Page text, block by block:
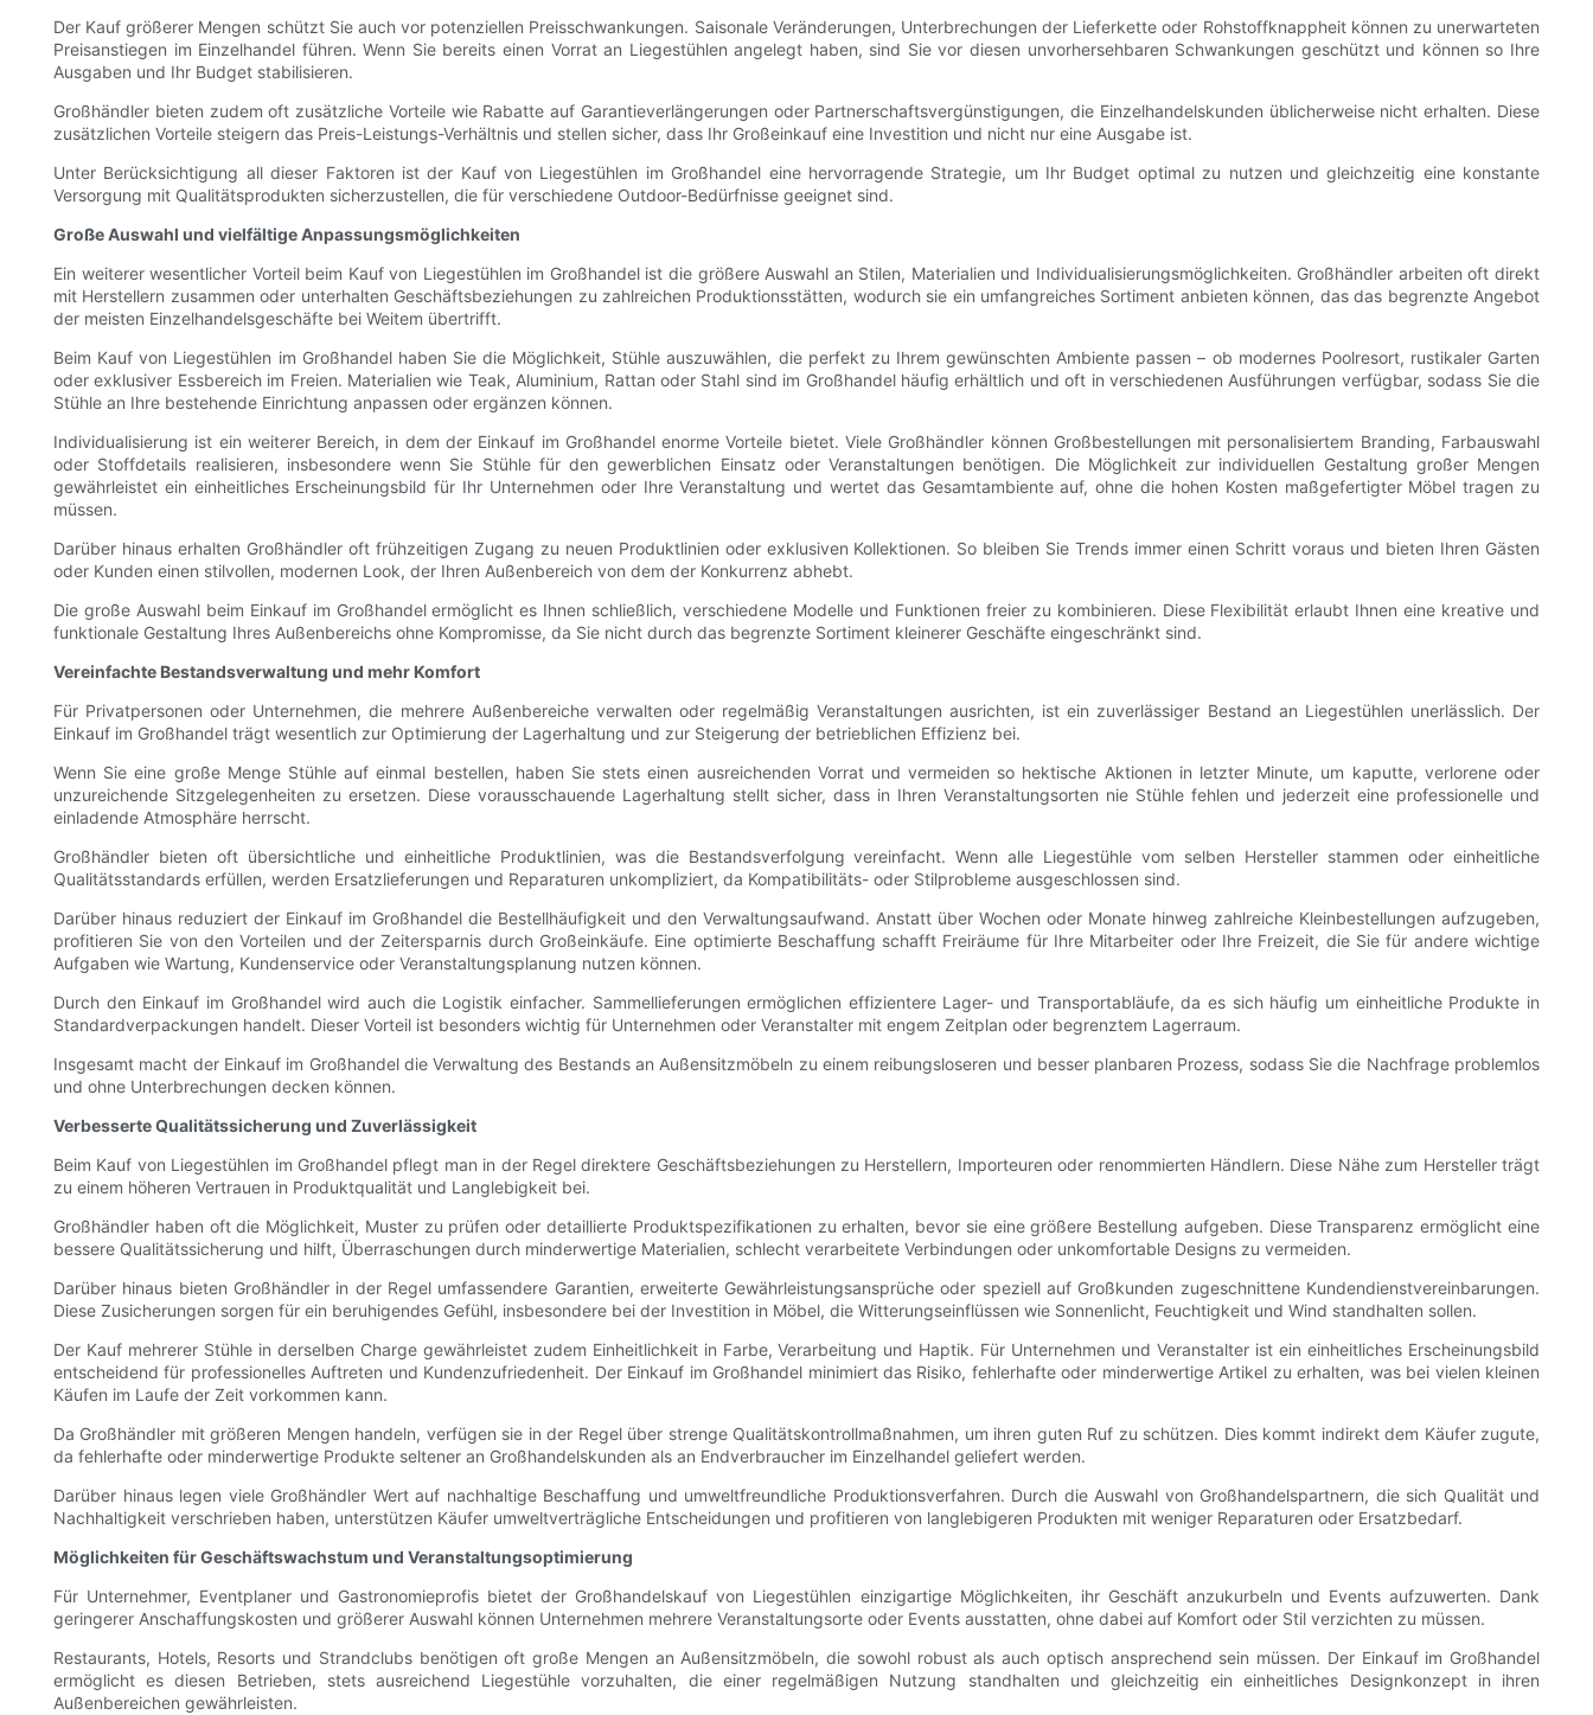
Der Kauf größerer Mengen schützt Sie auch vor potenziellen Preisschwankungen. Saisonale Veränderungen, Unterbrechungen der Lieferkette oder Rohstoffknappheit können zu unerwarteten
Preisanstiegen im Einzelhandel führen. Wenn Sie bereits einen Vorrat an Liegestühlen angelegt haben, sind Sie vor diesen unvorhersehbaren Schwankungen geschützt und können so Ihre
Ausgaben und Ihr Budget stabilisieren.
Großhändler bieten zudem oft zusätzliche Vorteile wie Rabatte auf Garantieverlängerungen oder Partnerschaftsvergünstigungen, die Einzelhandelskunden üblicherweise nicht erhalten. Diese
zusätzlichen Vorteile steigern das Preis-Leistungs-Verhältnis und stellen sicher, dass Ihr Großeinkauf eine Investition und nicht nur eine Ausgabe ist.
Unter Berücksichtigung all dieser Faktoren ist der Kauf von Liegestühlen im Großhandel eine hervorragende Strategie, um Ihr Budget optimal zu nutzen und gleichzeitig eine konstante
Versorgung mit Qualitätsprodukten sicherzustellen, die für verschiedene Outdoor-Bedürfnisse geeignet sind.
Große Auswahl und vielfältige Anpassungsmöglichkeiten
Ein weiterer wesentlicher Vorteil beim Kauf von Liegestühlen im Großhandel ist die größere Auswahl an Stilen, Materialien und Individualisierungsmöglichkeiten. Großhändler arbeiten oft direkt
mit Herstellern zusammen oder unterhalten Geschäftsbeziehungen zu zahlreichen Produktionsstätten, wodurch sie ein umfangreiches Sortiment anbieten können, das das begrenzte Angebot
der meisten Einzelhandelsgeschäfte bei Weitem übertrifft.
Beim Kauf von Liegestühlen im Großhandel haben Sie die Möglichkeit, Stühle auszuwählen, die perfekt zu Ihrem gewünschten Ambiente passen – ob modernes Poolresort, rustikaler Garten
oder exklusiver Essbereich im Freien. Materialien wie Teak, Aluminium, Rattan oder Stahl sind im Großhandel häufig erhältlich und oft in verschiedenen Ausführungen verfügbar, sodass Sie die
Stühle an Ihre bestehende Einrichtung anpassen oder ergänzen können.
Individualisierung ist ein weiterer Bereich, in dem der Einkauf im Großhandel enorme Vorteile bietet. Viele Großhändler können Großbestellungen mit personalisiertem Branding, Farbauswahl
oder Stoffdetails realisieren, insbesondere wenn Sie Stühle für den gewerblichen Einsatz oder Veranstaltungen benötigen. Die Möglichkeit zur individuellen Gestaltung großer Mengen
gewährleistet ein einheitliches Erscheinungsbild für Ihr Unternehmen oder Ihre Veranstaltung und wertet das Gesamtambiente auf, ohne die hohen Kosten maßgefertigter Möbel tragen zu
müssen.
Darüber hinaus erhalten Großhändler oft frühzeitigen Zugang zu neuen Produktlinien oder exklusiven Kollektionen. So bleiben Sie Trends immer einen Schritt voraus und bieten Ihren Gästen
oder Kunden einen stilvollen, modernen Look, der Ihren Außenbereich von dem der Konkurrenz abhebt.
Die große Auswahl beim Einkauf im Großhandel ermöglicht es Ihnen schließlich, verschiedene Modelle und Funktionen freier zu kombinieren. Diese Flexibilität erlaubt Ihnen eine kreative und
funktionale Gestaltung Ihres Außenbereichs ohne Kompromisse, da Sie nicht durch das begrenzte Sortiment kleinerer Geschäfte eingeschränkt sind.
Vereinfachte Bestandsverwaltung und mehr Komfort
Für Privatpersonen oder Unternehmen, die mehrere Außenbereiche verwalten oder regelmäßig Veranstaltungen ausrichten, ist ein zuverlässiger Bestand an Liegestühlen unerlässlich. Der
Einkauf im Großhandel trägt wesentlich zur Optimierung der Lagerhaltung und zur Steigerung der betrieblichen Effizienz bei.
Wenn Sie eine große Menge Stühle auf einmal bestellen, haben Sie stets einen ausreichenden Vorrat und vermeiden so hektische Aktionen in letzter Minute, um kaputte, verlorene oder
unzureichende Sitzgelegenheiten zu ersetzen. Diese vorausschauende Lagerhaltung stellt sicher, dass in Ihren Veranstaltungsorten nie Stühle fehlen und jederzeit eine professionelle und
einladende Atmosphäre herrscht.
Großhändler bieten oft übersichtliche und einheitliche Produktlinien, was die Bestandsverfolgung vereinfacht. Wenn alle Liegestühle vom selben Hersteller stammen oder einheitliche
Qualitätsstandards erfüllen, werden Ersatzlieferungen und Reparaturen unkompliziert, da Kompatibilitäts- oder Stilprobleme ausgeschlossen sind.
Darüber hinaus reduziert der Einkauf im Großhandel die Bestellhäufigkeit und den Verwaltungsaufwand. Anstatt über Wochen oder Monate hinweg zahlreiche Kleinbestellungen aufzugeben,
profitieren Sie von den Vorteilen und der Zeitersparnis durch Großeinkäufe. Eine optimierte Beschaffung schafft Freiräume für Ihre Mitarbeiter oder Ihre Freizeit, die Sie für andere wichtige
Aufgaben wie Wartung, Kundenservice oder Veranstaltungsplanung nutzen können.
Durch den Einkauf im Großhandel wird auch die Logistik einfacher. Sammellieferungen ermöglichen effizientere Lager- und Transportabläufe, da es sich häufig um einheitliche Produkte in
Standardverpackungen handelt. Dieser Vorteil ist besonders wichtig für Unternehmen oder Veranstalter mit engem Zeitplan oder begrenztem Lagerraum.
Insgesamt macht der Einkauf im Großhandel die Verwaltung des Bestands an Außensitzmöbeln zu einem reibungsloseren und besser planbaren Prozess, sodass Sie die Nachfrage problemlos
und ohne Unterbrechungen decken können.
Verbesserte Qualitätssicherung und Zuverlässigkeit
Beim Kauf von Liegestühlen im Großhandel pflegt man in der Regel direktere Geschäftsbeziehungen zu Herstellern, Importeuren oder renommierten Händlern. Diese Nähe zum Hersteller trägt
zu einem höheren Vertrauen in Produktqualität und Langlebigkeit bei.
Großhändler haben oft die Möglichkeit, Muster zu prüfen oder detaillierte Produktspezifikationen zu erhalten, bevor sie eine größere Bestellung aufgeben. Diese Transparenz ermöglicht eine
bessere Qualitätssicherung und hilft, Überraschungen durch minderwertige Materialien, schlecht verarbeitete Verbindungen oder unkomfortable Designs zu vermeiden.
Darüber hinaus bieten Großhändler in der Regel umfassendere Garantien, erweiterte Gewährleistungsansprüche oder speziell auf Großkunden zugeschnittene Kundendienstvereinbarungen.
Diese Zusicherungen sorgen für ein beruhigendes Gefühl, insbesondere bei der Investition in Möbel, die Witterungseinflüssen wie Sonnenlicht, Feuchtigkeit und Wind standhalten sollen.
Der Kauf mehrerer Stühle in derselben Charge gewährleistet zudem Einheitlichkeit in Farbe, Verarbeitung und Haptik. Für Unternehmen und Veranstalter ist ein einheitliches Erscheinungsbild
entscheidend für professionelles Auftreten und Kundenzufriedenheit. Der Einkauf im Großhandel minimiert das Risiko, fehlerhafte oder minderwertige Artikel zu erhalten, was bei vielen kleinen
Käufen im Laufe der Zeit vorkommen kann.
Da Großhändler mit größeren Mengen handeln, verfügen sie in der Regel über strenge Qualitätskontrollmaßnahmen, um ihren guten Ruf zu schützen. Dies kommt indirekt dem Käufer zugute,
da fehlerhafte oder minderwertige Produkte seltener an Großhandelskunden als an Endverbraucher im Einzelhandel geliefert werden.
Darüber hinaus legen viele Großhändler Wert auf nachhaltige Beschaffung und umweltfreundliche Produktionsverfahren. Durch die Auswahl von Großhandelspartnern, die sich Qualität und
Nachhaltigkeit verschrieben haben, unterstützen Käufer umweltverträgliche Entscheidungen und profitieren von langlebigeren Produkten mit weniger Reparaturen oder Ersatzbedarf.
Möglichkeiten für Geschäftswachstum und Veranstaltungsoptimierung
Für Unternehmer, Eventplaner und Gastronomieprofis bietet der Großhandelskauf von Liegestühlen einzigartige Möglichkeiten, ihr Geschäft anzukurbeln und Events aufzuwerten. Dank
geringerer Anschaffungskosten und größerer Auswahl können Unternehmen mehrere Veranstaltungsorte oder Events ausstatten, ohne dabei auf Komfort oder Stil verzichten zu müssen.
Restaurants, Hotels, Resorts und Strandclubs benötigen oft große Mengen an Außensitzmöbeln, die sowohl robust als auch optisch ansprechend sein müssen. Der Einkauf im Großhandel
ermöglicht es diesen Betrieben, stets ausreichend Liegestühle vorzuhalten, die einer regelmäßigen Nutzung standhalten und gleichzeitig ein einheitliches Designkonzept in ihren
Außenbereichen gewährleisten.